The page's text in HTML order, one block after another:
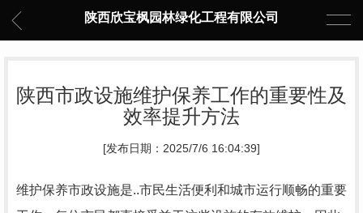
陕西欣宝枫园林绿化工程有限公司
陕西市政设施维护保养工作的重要性及
效率提升方法
[发布日期：2025/7/6 16:04:39]
维护保养市政设施是..市民生活便利和城市运行顺畅的重要